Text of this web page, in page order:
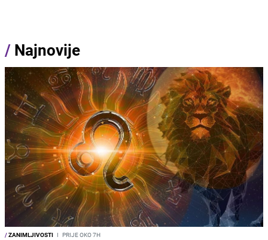
/ Najnovije
/ZANIMLJIVOSTI I PRIJE OKO 7H